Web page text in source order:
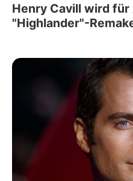
Henry Cavill wird für
"Highlander"-